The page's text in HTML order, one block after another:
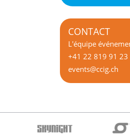
CONTACT
L'équipe
+41 22 819 91 23
events@ccig.ch